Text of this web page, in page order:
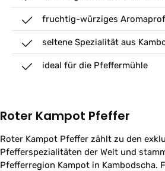
fruchtig-würziges
seltene Spezialität aus
ideal für die Pfeffermühle
Roter Kampot Pfeffer
Roter Kampot Pfeffer zählt zu den
Pfefferspezialitäten der Welt und
Pfefferregion Kampot in Kambodscha.